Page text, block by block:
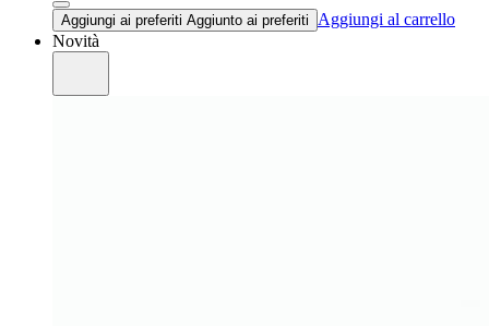
Aggiungi ai preferiti Aggiunto ai preferiti
Aggiungi al carrello
Novità